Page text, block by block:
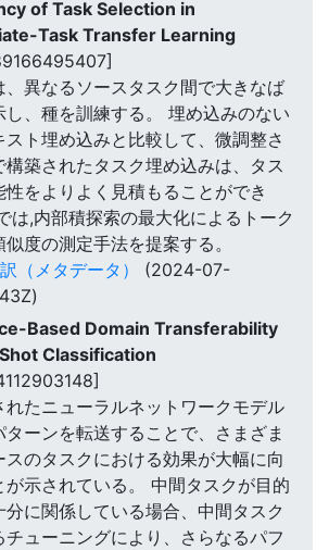
of Task Selection in
Task Transfer Learning
、異なるソースタスク間で大きなば
し、種を訓練する。 埋め込みのない
スト埋め込みと比較して、微調整さ
構築されたタスク埋め込みは、タス
性をよりよく見積もることができ
は,内部積探索の最大化によるトーク
度の測定手法を提案する。
（メタデータ）
(2024-07-
Based Domain Transferability
Classification
れたニューラルネットワークモデル
ターンを転送することで、さまざま
スのタスクにおける効果が大幅に向
が示されている。 中間タスクが目的
分に関係している場合、中間タスク
チューニングにより、さらなるパフ